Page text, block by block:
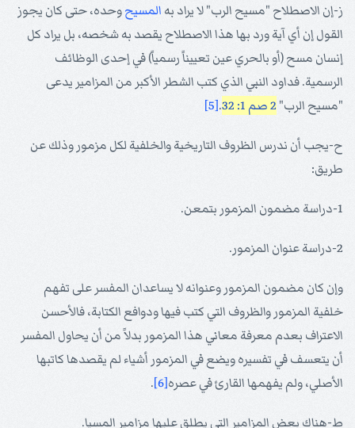
ز-إن الاصطلاح "مسيح الرب" لا يراد به المسيحوحده، حتى كان يجوز
القول إن أي آية ورد بها هذا الاصطلاح يقصد به شخصه، بل يراد كل
إنسان مسح (أو بالحري عين تعييناً رسمياً) في إحدى الوظائف
الرسمية. فداود النبي الذي كتب الشطر الأكبر من المزامير يدعى
"مسيح الرب" 2 صم 1: 32 .
[5]
ح-يجب أن ندرس الظروف التاريخية والخلفية لكل مزمور وذلك عن
طريق:
1-دراسة مضمون المزمور بتمعن.
2-دراسة عنوان المزمور.
وإن كان مضمون المزمور وعنوانه لا يساعدان المفسر على تفهم
خلفية المزمور والظروف التي كتب فيها ودوافع الكتابة، فالأحسن
الاعتراف بعدم معرفة معاني هذا المزمور بدلاً من أن يحاول المفسر
أن يتعسف في تفسيره ويضع في المزمور أشياء لم يقصدها كاتبها
الأصلي، ولم يفهمها القارئ في عصره[6]
.
ط-هناك بعض المزامير التي يطلق عليها مزامير المسيا.